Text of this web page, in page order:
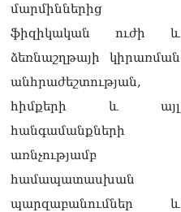
մարմիններից
ֆիզիկական ուժի և
ձեռնաշղթայի կիրառման
անհրաժեշտության,
հիմքերի և այլ
հանգամանքների
առնչությամբ
համապատասխան
պարզաբանումներ և